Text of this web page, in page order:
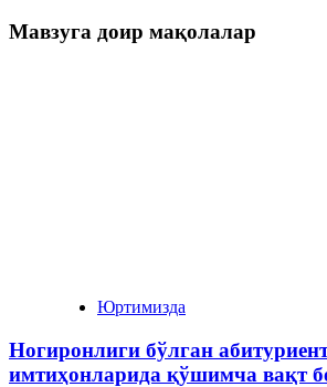
Мавзуга доир мақолалар
Юртимизда
Ногиронлиги бўлган
имтиҳонларида қўшимча вақт